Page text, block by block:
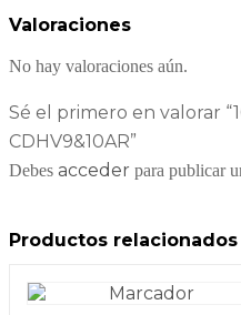
Valoraciones
No hay valoraciones aún.
Sé el primero en valorar
CDHV9&10AR”
Debes acceder para publicar
Productos relacionados